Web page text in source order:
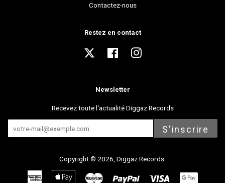
Contactez-nous
Restez en contact
Twitter FacebookInstagram
Newsletter
Recevez toute l'actualité Diggaz Records
S'inscrire
Copyright © 2026, Diggaz Records
American Apple Master Paypal Visa